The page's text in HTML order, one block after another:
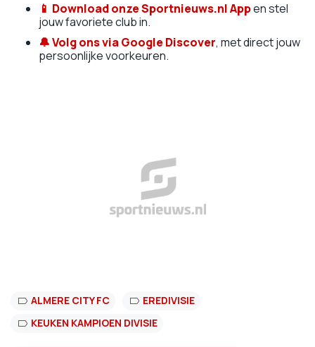
📱 Download onze Sportnieuws.nl Appen stel
jouw favoriete club in.
🔔 Volg ons via Google Discover, met direct jouw
persoonlijke voorkeuren.
ALMERE CITY FC
EREDIVISIE
KEUKEN KAMPIOEN DIVISIE